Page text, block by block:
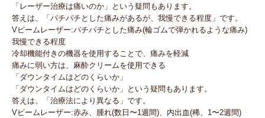
「レーザー治療は痛いのか」という疑問もあります。
答えは、「パチパチとした痛みがあるが、我慢できる程度」です。
Vビームレーザー:パチパチとした痛み(輪ゴムで弾かれるような痛み)
我慢できる程度
冷却機能付きの機器を使用することで、痛みを軽減
痛みに弱い方は、麻酔クリームを使用できる
「ダウンタイムはどのくらいか」
「ダウンタイムはどのくらいか」という疑問もあります。
答えは、「治療法により異なる」です。
Vビームレーザー:赤み、腫れ(数日〜1週間)、内出血(稀、1〜2週間)